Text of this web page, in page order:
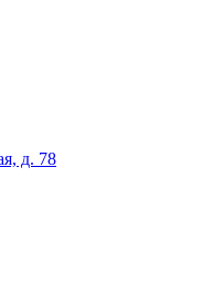
д. 78